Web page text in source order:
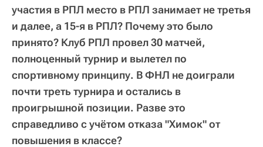
участия в РПЛ место в РПЛ занимает не третья
и далее, а 15-я в РПЛ? Почему это было
принято? Клуб РПЛ провел 30 матчей,
полноценный турнир и вылетел по
спортивному принципу. В ФНЛ не доиграли
почти треть турнира и остались в
проигрышной позиции. Разве это
справедливо с учётом отказа "Химок" от
повышения в классе?